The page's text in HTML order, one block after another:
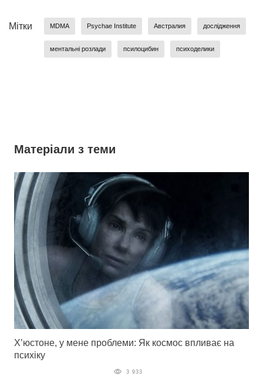
Мітки MDMA Psychae Institute Австралия дослідження
ментальні розлади псилоцибин психоделики
Матеріали з теми
Х’юстоне, у мене проблеми: Як космос впливає на
психіку
3 933